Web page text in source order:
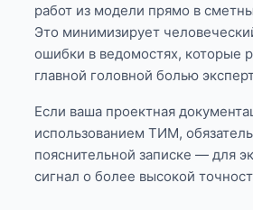
работ из модели прямо в
Это минимизирует
ошибки в ведомостях, которые
главной головной болью
Если ваша проектная
использованием ТИМ,
пояснительной записке — для
сигнал о более высокой